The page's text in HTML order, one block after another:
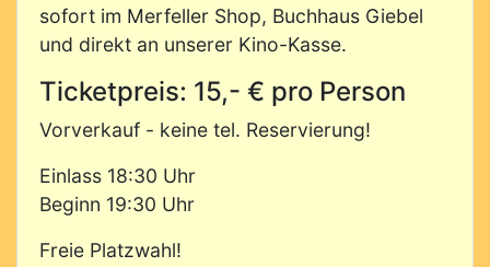
sofort im Merfeller Shop, Buchhaus Giebel
und direkt an unserer Kino-Kasse.
Ticketpreis: 15,- € pro Person
Vorverkauf - keine tel. Reservierung!
Einlass 18:30 Uhr
Beginn 19:30 Uhr
Freie Platzwahl!